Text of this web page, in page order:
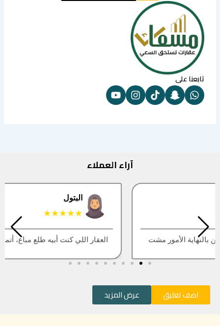
تابعنا على
آراء العملاء
العقار اللي كنت أبيه طلع مباع، أتمنى التحديث يكون أسرع
اضف تعليق عرض المزيد